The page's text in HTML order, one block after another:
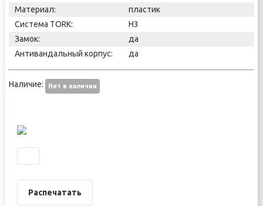
Материал:
пластик
Система TORK:
H3
Замок:
да
Антивандальный корпус:
да
Наличие: Нет в наличии
Распечатать